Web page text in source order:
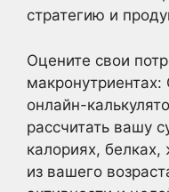
стратегию и
Оцените свои
онлайн-
рассчитать вашу
калориях, белках,
из вашего